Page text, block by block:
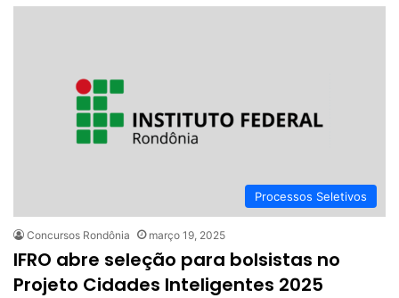
Processos Seletivos
Concursos Rondônia março 19, 2025
IFRO abre seleção para bolsistas no
Projeto Cidades Inteligentes 2025